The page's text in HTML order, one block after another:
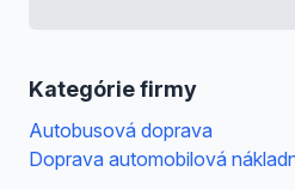
Kategórie firmy
Autobusová doprava
Doprava automobilová